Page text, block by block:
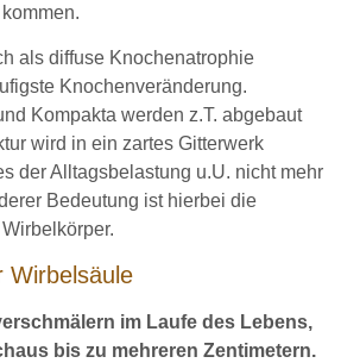
als diffuse Knochenatrophie
Knochenveränderung.
Kompakta werden z.T. abgebaut
wird in ein zartes Gitterwerk
der Alltagsbelastung u.U. nicht mehr
Bedeutung ist hierbei die
Wirbelsäule
im Laufe des Lebens,
bis zu mehreren Zentimetern.